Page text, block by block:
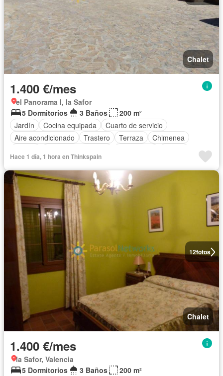
Chalet
1.400 €/mes
el Panorama I, la Safor
5 Dormitorios
3 Baños
200 m²
Jardín
Cocina equipada
Cuarto de servicio
Aire acondicionado
Trastero Terraza
Chimenea
Hace 1 día, 1 hora en Thinkspain
12fotos
Chalet
1.400 €/mes
la Safor, Valencia
5 Dormitorios
3 Baños
200 m²